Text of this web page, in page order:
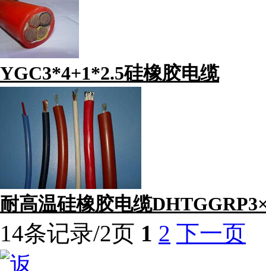
YGC3*4+1*2.5硅橡胶电缆
耐高温硅橡胶电缆
14条记录/2页 1 2 下一页